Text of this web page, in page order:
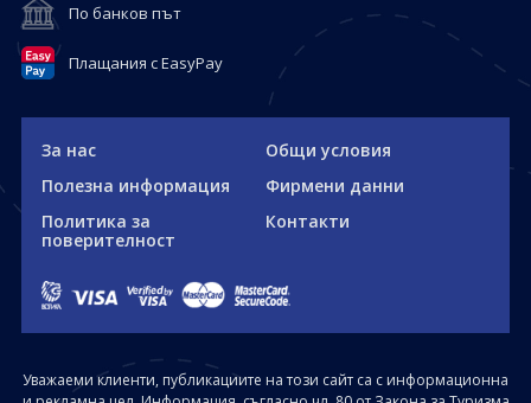
По банков път
Плащания с EasyPay
За нас
Общи условия
Полезна информация
Фирмени данни
Политика за
поверителност
Контакти
Уважаеми клиенти, публикациите на този сайт са с информационна